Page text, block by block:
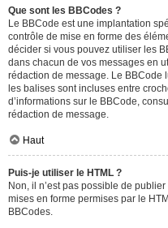
Que sont les BBCodes ?
Le BBCode est une implantation
contrôle de mise en forme des
décider si vous pouvez utiliser les
dans chacun de vos messages en
rédaction de message. Le BBCode
les balises sont incluses entre
d’informations sur le BBCode,
rédaction de message.
Haut
Puis-je utiliser le HTML ?
Non, il n’est pas possible de
mises en forme permises par le
BBCodes.